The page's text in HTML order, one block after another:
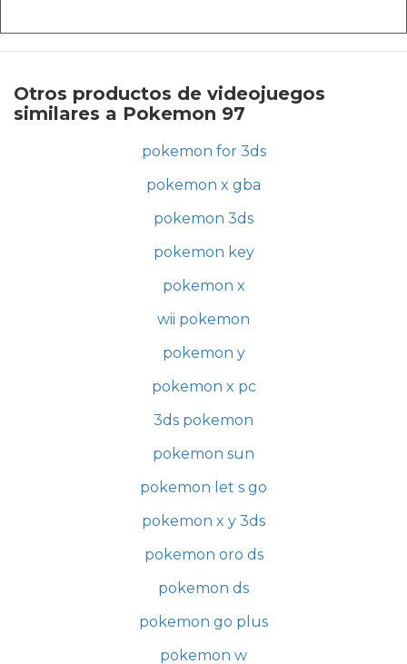
Otros productos de videojuegos
similares a Pokemon 97
pokemon for 3ds
pokemon x gba
pokemon 3ds
pokemon key
pokemon x
wii pokemon
pokemon y
pokemon x pc
3ds pokemon
pokemon sun
pokemon let s go
pokemon x y 3ds
pokemon oro ds
pokemon ds
pokemon go plus
pokemon w